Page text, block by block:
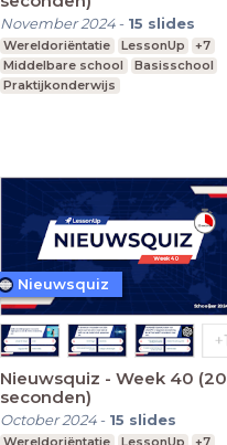
November 2024- 15 slides
Wereldoriëntatie LessonUp
+7
Middelbare school
Basisschool
Praktijkonderwijs
Nieuwsquiz - Week 40 (20
seconden)
October 2024- 15 slides
Wereldoriëntatie LessonUp
+7
Nieuwsquiz